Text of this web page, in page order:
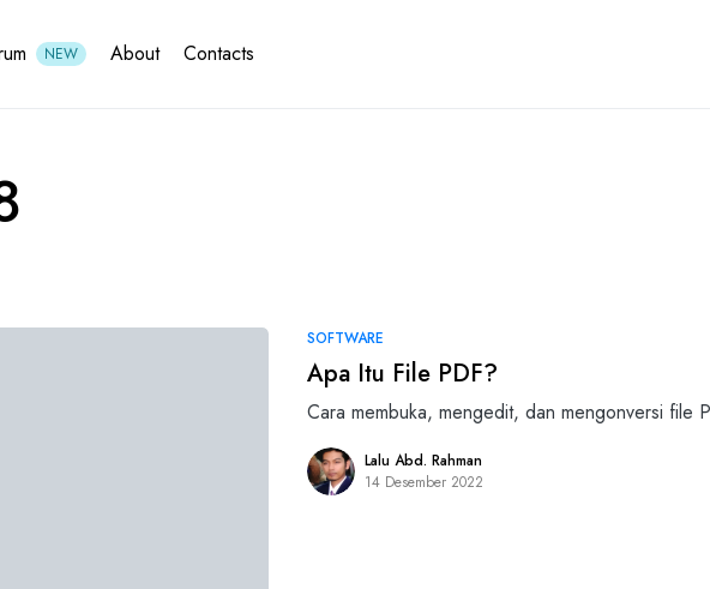
NEW About Contacts
SOFTWARE
Apa Itu File PDF?
Cara membuka, mengedit, dan mengonversi file
Lalu Abd. Rahman
14 Desember 2022